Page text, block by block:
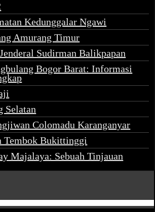
Kedunggalar Ngawi
Amurang Timur
Sudirman Balikpapan
Bogor Barat: Informasi
Selatan
Colomadu Karanganyar
Tembok Bukittinggi
Majalaya: Sebuah Tinjauan